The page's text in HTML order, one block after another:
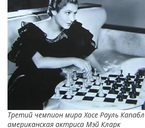
Третий чемпион мира Хосе Рауль
американская актриса Мэй Кларк